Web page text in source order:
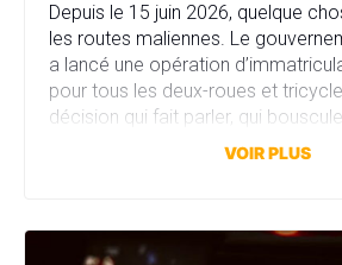
Depuis le 15 juin 2026, quelque
les routes maliennes. Le
a lancé une opération
pour tous les deux-roues et
décision qui fait parler, qui
qui dit beaucoup sur l’état d’un
VOIR PLUS